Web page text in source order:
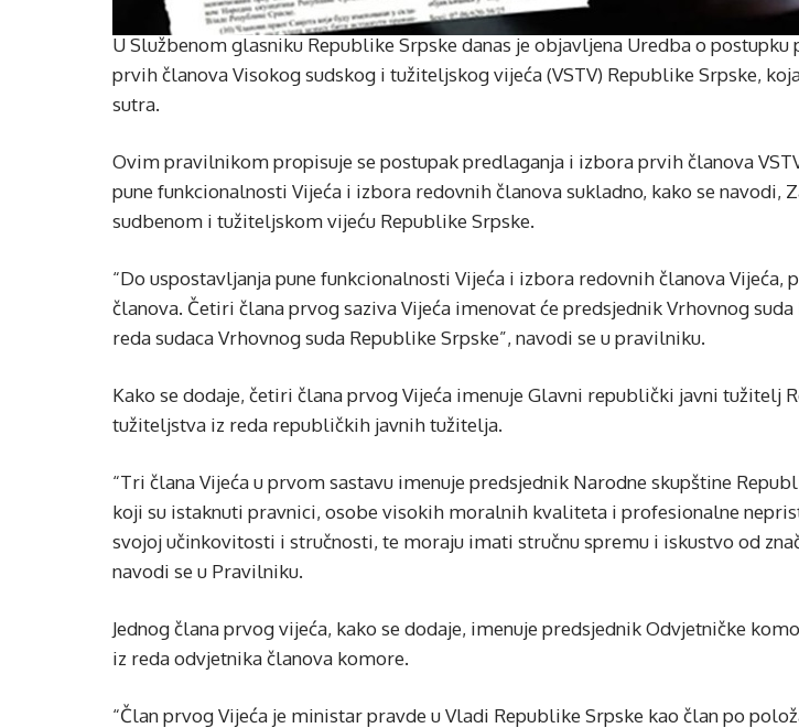
U Službenom glasniku Republike Srpske danas je objavljena Uredba o
prvih članova Visokog sudskog i tužiteljskog vijeća (VSTV) Republike Srpske,
sutra.
Ovim pravilnikom propisuje se postupak predlaganja i izbora prvih članova
pune funkcionalnosti Vijeća i izbora redovnih članova sukladno, kako se navodi,
sudbenom i tužiteljskom vijeću Republike Srpske.
“Do uspostavljanja pune funkcionalnosti Vijeća i izbora redovnih članova Vijeća,
članova. Četiri člana prvog saziva Vijeća imenovat će predsjednik Vrhovnog
reda sudaca Vrhovnog suda Republike Srpske”, navodi se u pravilniku.
Kako se dodaje, četiri člana prvog Vijeća imenuje Glavni republički javni tužitelj
tužiteljstva iz reda republičkih javnih tužitelja.
“Tri člana Vijeća u prvom sastavu imenuje predsjednik Narodne skupštine
koji su istaknuti pravnici, osobe visokih moralnih kvaliteta i profesionalne
svojoj učinkovitosti i stručnosti, te moraju imati stručnu spremu i iskustvo od
navodi se u Pravilniku.
Jednog člana prvog vijeća, kako se dodaje, imenuje predsjednik Odvjetničke
iz reda odvjetnika članova komore.
“Član prvog Vijeća je ministar pravde u Vladi Republike Srpske kao član po